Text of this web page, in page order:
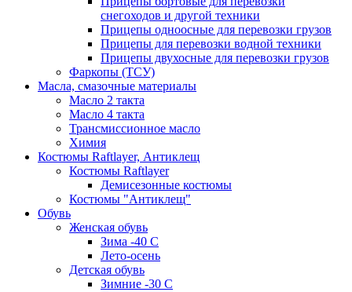
снегоходов и другой техники
Прицепы одноосные для перевозки грузов
Прицепы для перевозки водной техники
Прицепы двухосные для перевозки грузов
Фаркопы (ТСУ)
Масла, смазочные материалы
Масло 2 такта
Масло 4 такта
Трансмиссионное масло
Химия
Костюмы Raftlayer, Антиклещ
Костюмы Raftlayer
Демисезонные костюмы
Костюмы "Антиклещ"
Обувь
Женская обувь
Зима -40 С
Лето-осень
Детская обувь
Зимние -30 С